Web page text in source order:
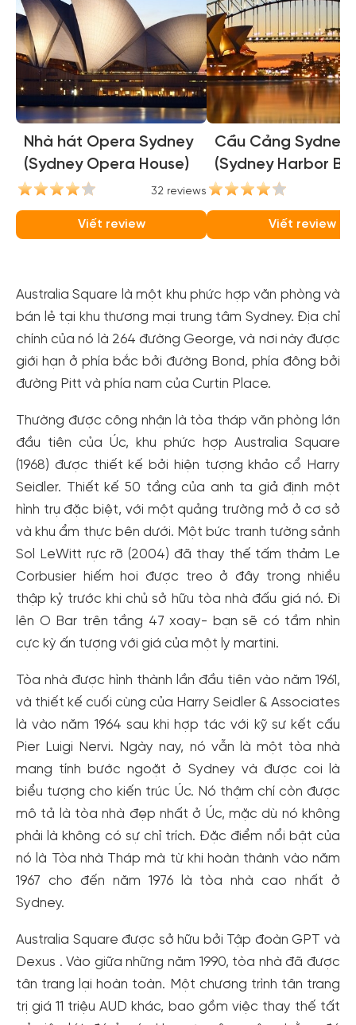
Nhà hát Opera Sydney
(Sydney Opera House)
32 reviews
Viết review
Cầu Cảng Sydney
(Sydney Harbor
Viết review
Australia Square là một khu phức hợp văn phòng và
bán lẻ tại khu thương mại trung tâm Sydney. Địa chỉ
chính của nó là 264 đường George, và nơi này được
giới hạn ở phía bắc bởi đường Bond, phía đông bởi
đường Pitt và phía nam của Curtin Place.
Thường được công nhận là tòa tháp văn phòng lớn
đầu tiên của Úc, khu phức hợp Australia Square
(1968) được thiết kế bởi hiện tượng khảo cổ Harry
Seidler. Thiết kế 50 tầng của anh ta giả định một
hình trụ đặc biệt, với một quảng trường mở ở cơ sở
và khu ẩm thực bên dưới. Một bức tranh tường sảnh
Sol LeWitt rực rỡ (2004) đã thay thế tấm thảm Le
Corbusier hiếm hoi được treo ở đây trong nhiều
thập kỷ trước khi chủ sở hữu tòa nhà đấu giá nó. Đi
lên O Bar trên tầng 47 xoay- bạn sẽ có tầm nhìn
cực kỳ ấn tượng với giá của một ly martini.
Tòa nhà được hình thành lần đầu tiên vào năm 1961,
và thiết kế cuối cùng của Harry Seidler & Associates
là vào năm 1964 sau khi hợp tác với kỹ sư kết cấu
Pier Luigi Nervi. Ngày nay, nó vẫn là một tòa nhà
mang tính bước ngoặt ở Sydney và được coi là
biểu tượng cho kiến trúc Úc. Nó thậm chí còn được
mô tả là tòa nhà đẹp nhất ở Úc, mặc dù nó không
phải là không có sự chỉ trích. Đặc điểm nổi bật của
nó là Tòa nhà Tháp mà từ khi hoàn thành vào năm
1967 cho đến năm 1976 là tòa nhà cao nhất ở
Sydney.
Australia Square được sở hữu bởi Tập đoàn GPT và
Dexus . Vào giữa những năm 1990, tòa nhà đã được
tân trang lại hoàn toàn. Một chương trình tân trang
trị giá 11 triệu AUD khác, bao gồm việc thay thế tất
Tạo tài khoản nhanh - nhận nhiều ưu
đãi!